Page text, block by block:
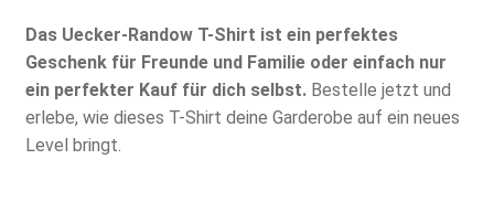
Das Uecker-Randow T-Shirt ist ein perfektes
Geschenk für Freunde und Familie oder einfach nur
ein perfekter Kauf für dich selbst.Bestelle jetzt und
erlebe, wie dieses T-Shirt deine Garderobe auf ein neues
Level bringt.